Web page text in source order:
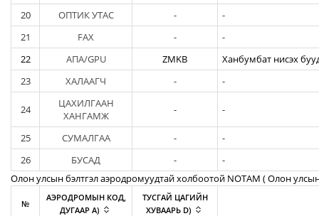
20
ОПТИК УТАС -
-
21
FAX -
-
22
АПА/GPU ZMKB
Ханбумбат нисэх
23
ХАЛААГЧ - -
24
ЦАХИЛГААН
ХАНГАМЖ
- -
25 СУМАЛГАА -
-
26
БУСАД -
-
Олон улсын бэлтгэл аэродромуудтай холбоотой NOTAM ( Oлон
№
АЭРОДРОМЫН КОД,
ДУГААР A)
ТУСГАЙ ЦАГИЙН
ХУВААРЬ D)